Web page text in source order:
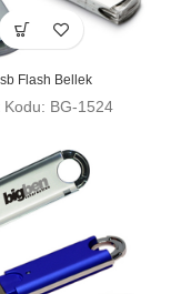
Flash Bellek
Kodu: BG-1524